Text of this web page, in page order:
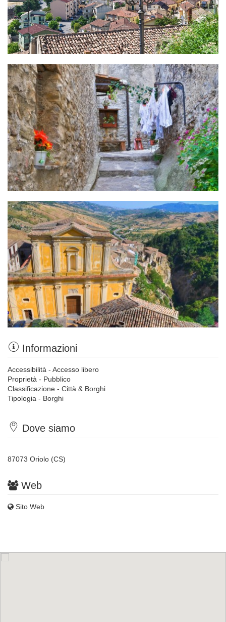
Informazioni
Accessibilità - Accesso libero
Proprietà - Pubblico
Classificazione - Città & Borghi
Tipologia - Borghi
Dove siamo
87073 Oriolo (CS)
Web
Sito Web